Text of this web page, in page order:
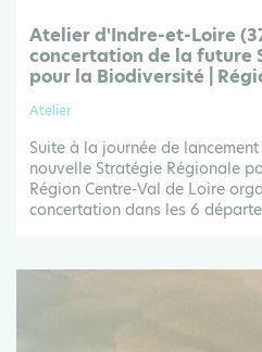
Atelier d'Indre-et-Loire
concertation de la future
pour la Biodiversité |
Atelier
Suite à la journée de
nouvelle Stratégie Régionale
Région Centre-Val de Loire
concertation dans les 6